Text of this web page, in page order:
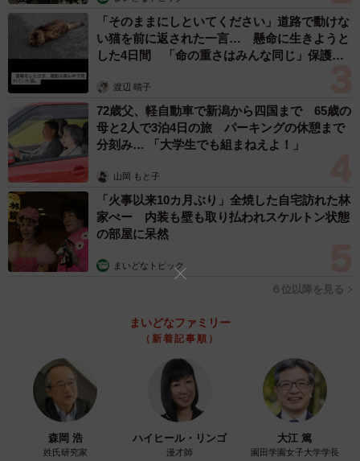
◇
厚生労働省の統計によると、2022年における認知症を患う
65歳以上の高齢者は443.2万人（有病率12.3％）、軽度認知
障害は558.5万人（有病率15.5％）と推計されている。2040
年には、認知症584.2万人（有病率14.9％）、軽度認知障害
612.8万人（有病率15.6％）になると推計されている。
「そのままにしといてください」道路で動けな
い猫を前に返された一言… 懸命に生きようと
した4日間 「命の重さはみんな同じ」保護団
渡辺 晴子
72歳父、軽自動車で新潟から四国まで 65歳の
母と2人で3泊4日の旅 パーキングの休憩まで
分刻み… 「大学生でも組まねえよ！」
山岡 もと子
「火事以来10カ月ぶり」全焼した自宅訪れた林
家ぺー 内装も壁も取り払われスケルトン状態
の部屋に呆然
まいどなトピック
６位以降を見る
まいどなファミリー
（新着記事順）
森岡 浩
姓氏研究家
ハイヒール・リンゴ
漫才師
大江 篤
園田学園女子大学学長